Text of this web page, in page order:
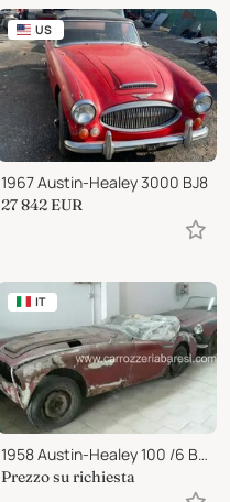
US
1967 Austin-Healey 3000 BJ8
27 842 EUR
IT
1958 Austin-Healey 100 /6 BN6 ROADSTER
Prezzo su richiesta